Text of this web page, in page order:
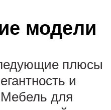
модели
плюсы
и
для